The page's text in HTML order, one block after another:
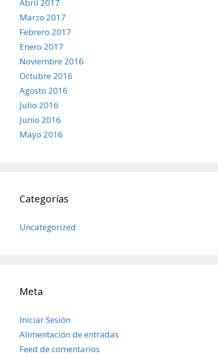
Abril 2017
Marzo 2017
Febrero 2017
Enero 2017
Noviembre 2016
Octubre 2016
Agosto 2016
Julio 2016
Junio 2016
Mayo 2016
Categorías
Uncategorized
Meta
Iniciar Sesión
Alimentación de entradas
Feed de comentarios